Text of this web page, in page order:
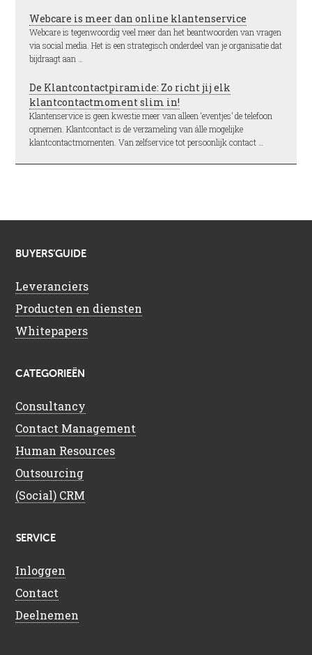
Webcare is meer dan online klantenservice
Webcare is tegenwoordig veel meer dan het beantwoorden van vragen
via social media. Het is een strategisch onderdeel van je organisatie dat
bijdraagt aan …
De Klantcontactpiramide: Zo richt jij elk
klantcontactmoment slim in!
Klantenservice is geen kwestie meer van alleen ‘eventjes’ de telefoon
opnemen. Klantcontact is de verzameling van álle mogelijke
klantcontactmomenten. Van zelfservice tot persoonlijk contact …
BUYERS’GUIDE
Leveranciers
Producten en diensten
Whitepapers
CATEGORIEËN
Consultancy
Contact Management
Human Resources
Outsourcing
(Social) CRM
SERVICE
Inloggen
Contact
Deelnemen